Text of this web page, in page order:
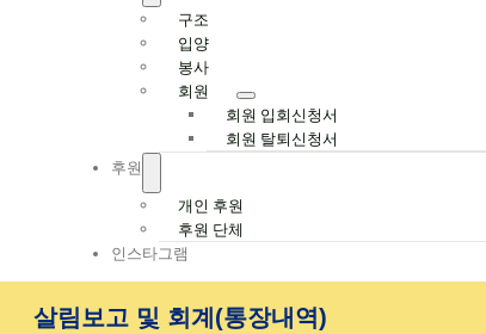
구조
입양
봉사
회원
회원 입회신청서
회원 탈퇴신청서
후원
개인 후원
후원 단체
인스타그램
살림보고 및 회계(통장내역)